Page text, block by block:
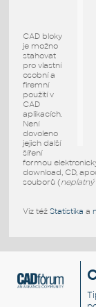
CAD bloky
je možno
stahovat
pro vlastní
osobní a
firemní
použití v
CAD
aplikacích.
Není
dovoleno
jejich další
šíření
formou
download, CD,
souborů (
Viz též Statistika a